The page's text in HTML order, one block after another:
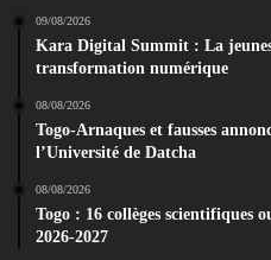
09/08/2026
Kara Digital Summit : La
transformation numérique
08/08/2026
Togo-Arnaques et fausses
l’Université de Datcha
08/08/2026
Togo : 16 collèges scientifiques
2026-2027